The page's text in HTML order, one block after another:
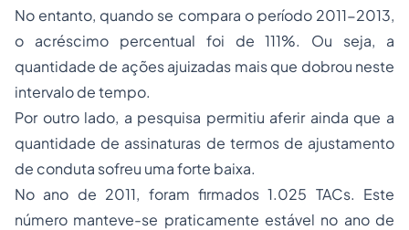
No entanto, quando se compara o período 2011-2013,
o acréscimo percentual foi de 111%. Ou seja, a
quantidade de ações ajuizadas mais que dobrou neste
intervalo de tempo.
Por outro lado, a pesquisa permitiu aferir ainda que a
quantidade de assinaturas de termos de ajustamento
de conduta sofreu uma forte baixa.
No ano de 2011, foram firmados 1.025 TACs. Este
número manteve-se praticamente estável no ano de